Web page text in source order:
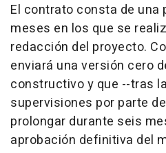
El contrato consta de una
meses en los que se
redacción del proyecto.
enviará una versión cero
constructivo y que --tras
supervisiones por parte
prolongar durante seis
aprobación definitiva del